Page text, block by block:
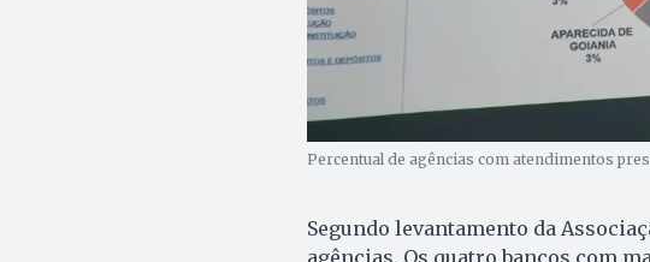
Percentual de agências com atendimentos
Segundo levantamento da
agências. Os quatro bancos com